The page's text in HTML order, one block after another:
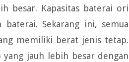
besar. Kapasitas baterai ori
Sekarang ini, semua
memiliki berat jenis tetap.
jauh lebih besar dengan